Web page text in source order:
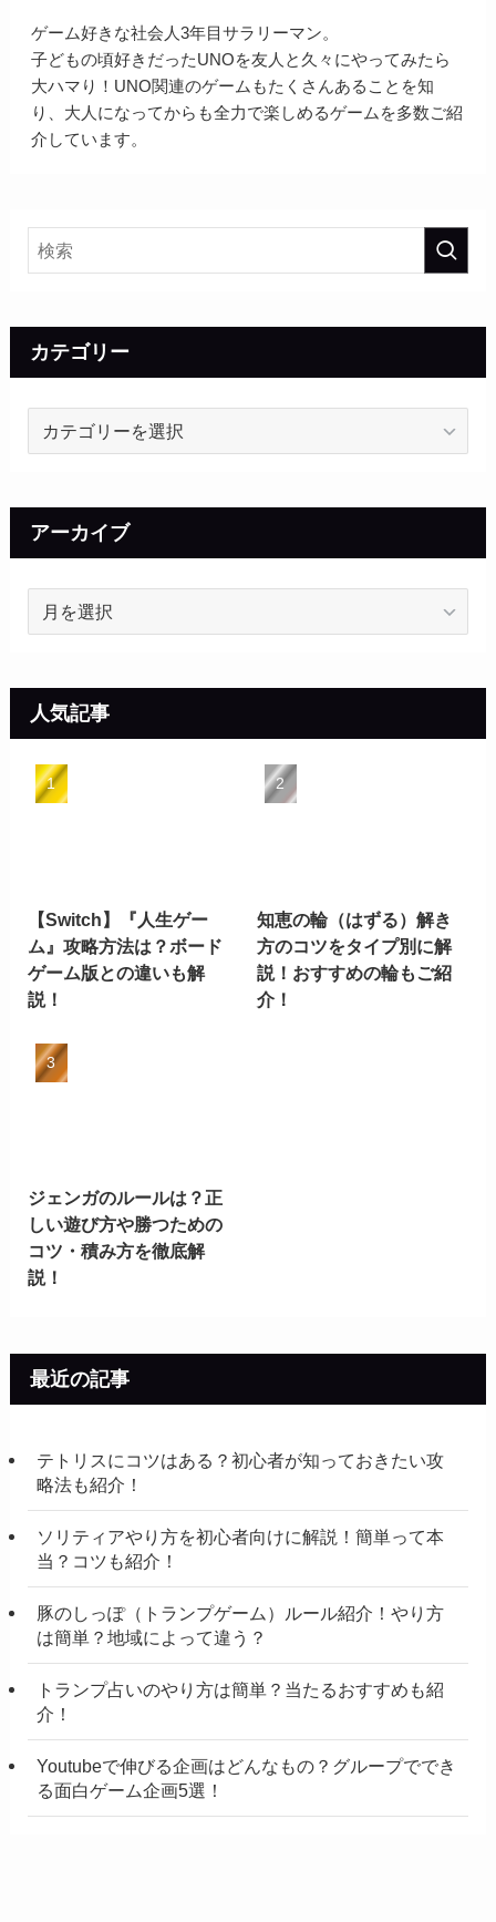
ゲーム好きな社会人3年目サラリーマン。
子どもの頃好きだったUNOを友人と久々にやってみたら
大ハマり！UNO関連のゲームもたくさんあることを知
り、大人になってからも全力で楽しめるゲームを多数ご紹
介しています。
カテゴリー
リ
ー
アーカイブ
イ
ブ
人気記事
【Switch】『人生ゲー
ム』攻略方法は？ボード
ゲーム版との違いも解
説！
知恵の輪（はずる）解き
方のコツをタイプ別に解
説！おすすめの輪もご紹
介！
ジェンガのルールは？正
しい遊び方や勝つための
コツ・積み方を徹底解
説！
最近の記事
テトリスにコツはある？初心者が知っておきたい攻
略法も紹介！
ソリティアやり方を初心者向けに解説！簡単って本
当？コツも紹介！
豚のしっぽ（トランプゲーム）ルール紹介！やり方
は簡単？地域によって違う？
トランプ占いのやり方は簡単？当たるおすすめも紹
介！
Youtubeで伸びる企画はどんなもの？グループででき
る面白ゲーム企画5選！